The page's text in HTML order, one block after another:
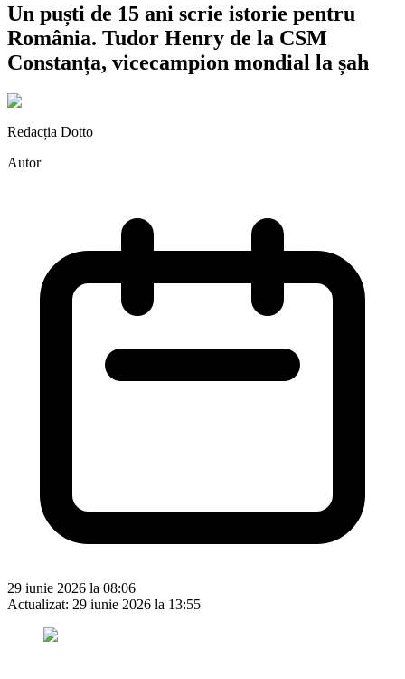
Un puști de 15 ani scrie istorie pentru
România. Tudor Henry de la CSM
Constanța, vicecampion mondial la șah
Redacția Dotto
Autor
29 iunie 2026 la 08:06
Actualizat: 29 iunie 2026 la 13:55